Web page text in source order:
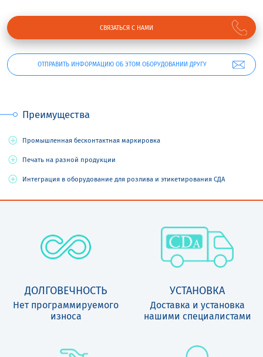
ОТПРАВИТЬ ИНФОРМАЦИЮ ОБ ЭТОМ ОБОРУДОВАНИИ ДРУГУ
СВЯЗАТЬСЯ С НАМИ
Преимущества
Промышленная бесконтактная маркировка
Печать на разной продукции
Интеграция в оборудование для розлива и этикетирования СДА
ДОЛГОВЕЧНОСТЬ
Нет программируемого
износа
УСТАНОВКА
Доставка и установка
нашими специалистами